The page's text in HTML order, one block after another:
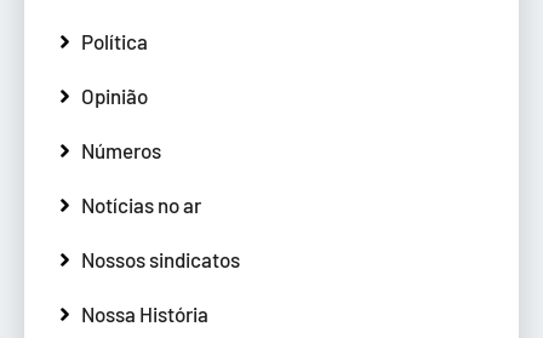
Política
Opinião
Números
Notícias no ar
Nossos sindicatos
Nossa História